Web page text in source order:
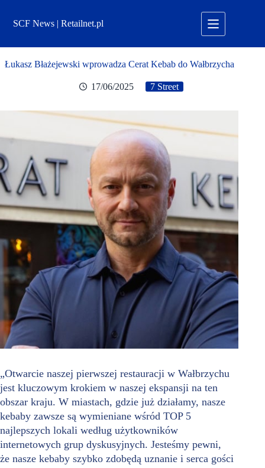
treściSCF News | Retailnet.pl
Łukasz Błażejewski wprowadza Cerat Kebab do Wałbrzycha
17/06/2025 7 Street
„Otwarcie naszej pierwszej restauracji w Wałbrzychu
jest kluczowym krokiem w naszej ekspansji na ten
obszar kraju. W miastach, gdzie już działamy, nasze
kebaby zawsze są wymieniane wśród TOP 5
najlepszych lokali według użytkowników
internetowych grup dyskusyjnych. Jesteśmy pewni,
że nasze kebaby szybko zdobędą uznanie i serca gości